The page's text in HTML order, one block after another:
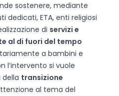
sostenere, mediante
dedicati, ETA, enti religiosi
di servizi e
al di fuori del tempo
a bambini e
l’intervento si vuole
transizione
al tema del